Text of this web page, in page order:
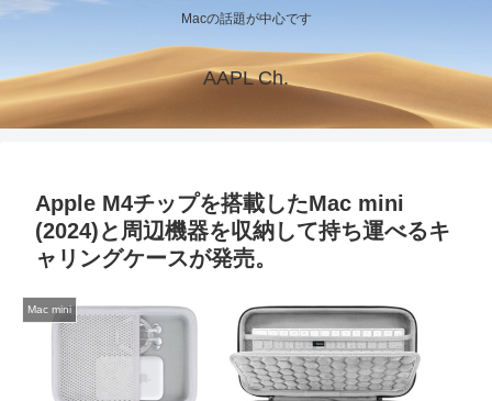
Macの話題が中心です
AAPL Ch.
Apple M4チップを搭載したMac mini
(2024)と周辺機器を収納して持ち運べるキ
ャリングケースが発売。
Mac mini